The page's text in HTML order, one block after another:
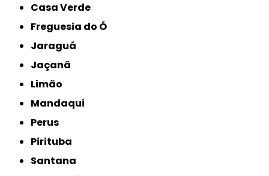
Casa Verde
Freguesia do Ó
Jaraguá
Jaçanã
Limão
Mandaqui
Perus
Pirituba
Santana